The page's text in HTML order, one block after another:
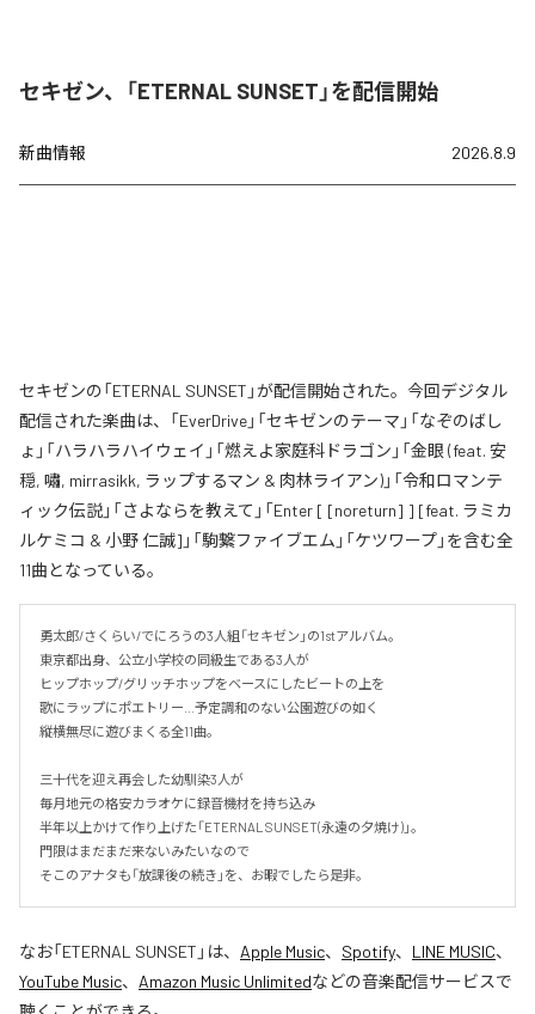
セキゼン、「ETERNAL SUNSET」を配信開始
新曲情報 2026.8.9
セキゼンの「ETERNAL SUNSET」が配信開始された。今回デジタル
配信された楽曲は、「EverDrive」「セキゼンのテーマ」「なぞのばし
ょ」「ハラハラハイウェイ」「燃えよ家庭科ドラゴン」「金眼 (feat. 安
穏, 嘯, mirrasikk, ラップするマン & 肉林ライアン)」「令和ロマンテ
ィック伝説」「さよならを教えて」「Enter [ [noreturn] ] [feat. ラミカ
ルケミコ & 小野 仁誠]」「駒繋ファイブエム」「ケツワープ」を含む全
11曲となっている。
勇太郎/さくらい/でにろうの3人組「セキゼン」の1stアルバム。
東京都出身、公立小学校の同級生である3人が
ヒップホップ/グリッチホップをベースにしたビートの上を
歌にラップにポエトリー…予定調和のない公園遊びの如く
縦横無尽に遊びまくる全11曲。
三十代を迎え再会した幼馴染3人が
毎月地元の格安カラオケに録音機材を持ち込み
半年以上かけて作り上げた「ETERNAL SUNSET(永遠の夕焼け)」。
門限はまだまだ来ないみたいなので
そこのアナタも「放課後の続き」を、お暇でしたら是非。
なお「ETERNAL SUNSET 」は、 Apple Music、 Spotify、 LINE MUSIC、
YouTube Music、 Amazon Music Unlimitedなどの音楽配信サービスで